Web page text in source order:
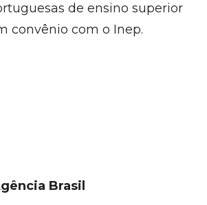
de ensino superior
convênio com o Inep.
Brasil